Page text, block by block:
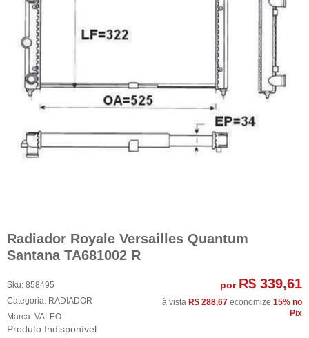
Radiador Royale Versailles Quantum
Santana TA681002 R
Sku: 858495
Categoria: RADIADOR
Marca: VALEO
Produto Indisponível
por R$ 339,61
à vista R$ 288,67 economize 15% no
Pix